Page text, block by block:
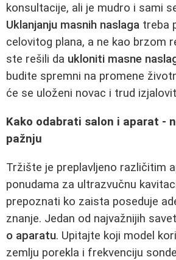
konsultacije, ali je mudro i sami
Uklanjanju masnih naslaga treba
celovitog plana, a ne kao brzom
ste rešili da ukloniti masne
budite spremni na promene
će se uloženi novac i trud
Kako odabrati salon i aparat -
pažnju
Tržište je preplavljeno različitim
ponudama za ultrazvučnu
prepoznati ko zaista poseduje
znanje. Jedan od najvažnijih
o aparatu. Upitajte koji model
zemlju porekla i frekvenciju